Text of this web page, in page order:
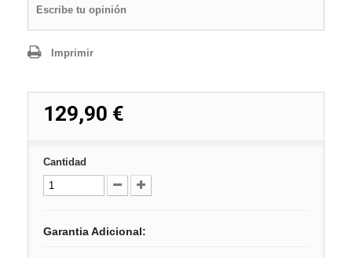
Escribe tu opinión
Imprimir
129,90 €
Cantidad
Garantia Adicional: